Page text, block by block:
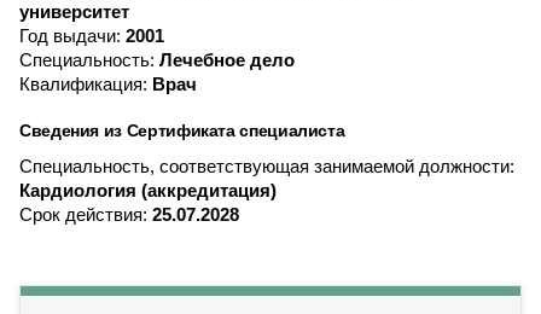
университет
Год выдачи: 2001
Специальность: Лечебное дело
Квалификация: Врач
Сведения из Сертификата специалиста
Специальность, соответствующая занимаемой должности:
Кардиология (аккредитация)
Срок действия: 25.07.2028